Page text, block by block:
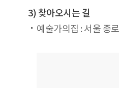
3) 찾아오시는 길
예술가의집 : 서울 종